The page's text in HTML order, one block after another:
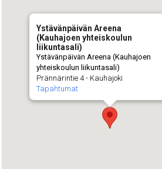
Ystävänpäivän Areena
(Kauhajoen yhteiskoulun
liikuntasali)
Ystävänpäivän Areena (Kauhajoen
yhteiskoulun liikuntasali)
Prännärintie 4 - Kauhajoki
Tapahtumat